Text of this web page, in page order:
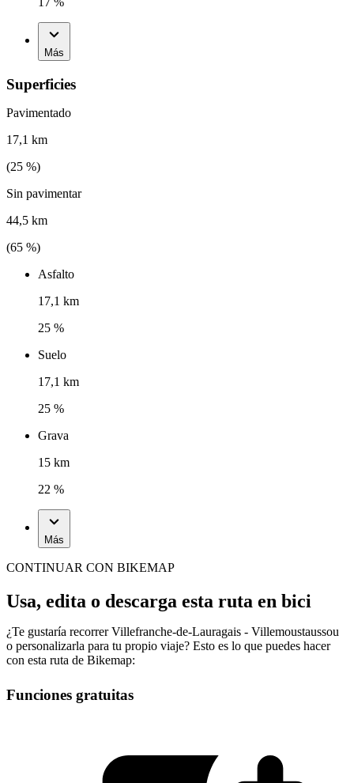
Más
Superficies
Pavimentado
17,1 km
(25 %)
Sin pavimentar
44,5 km
(65 %)
Asfalto
17,1 km
25 %
Suelo
17,1 km
25 %
Grava
15 km
22 %
Más
CONTINUAR CON BIKEMAP
Usa, edita o descarga esta ruta en bici
¿Te gustaría recorrer Villefranche-de-Lauragais - Villemoustaussou
o personalizarla para tu propio viaje? Esto es lo que puedes hacer
con esta ruta de Bikemap:
Funciones gratuitas